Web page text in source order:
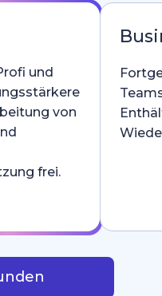
und
von
frei.